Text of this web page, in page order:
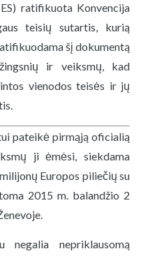
ratifikuota Konvencija
teisių sutartis, kurią
šį dokumentą
ir veiksmų, kad
vienodos teisės ir jų
pateikė pirmąją oficialią
ji ėmėsi, siekdama
Europos piliečių su
2015 m. balandžio 2
negalia nepriklausomą